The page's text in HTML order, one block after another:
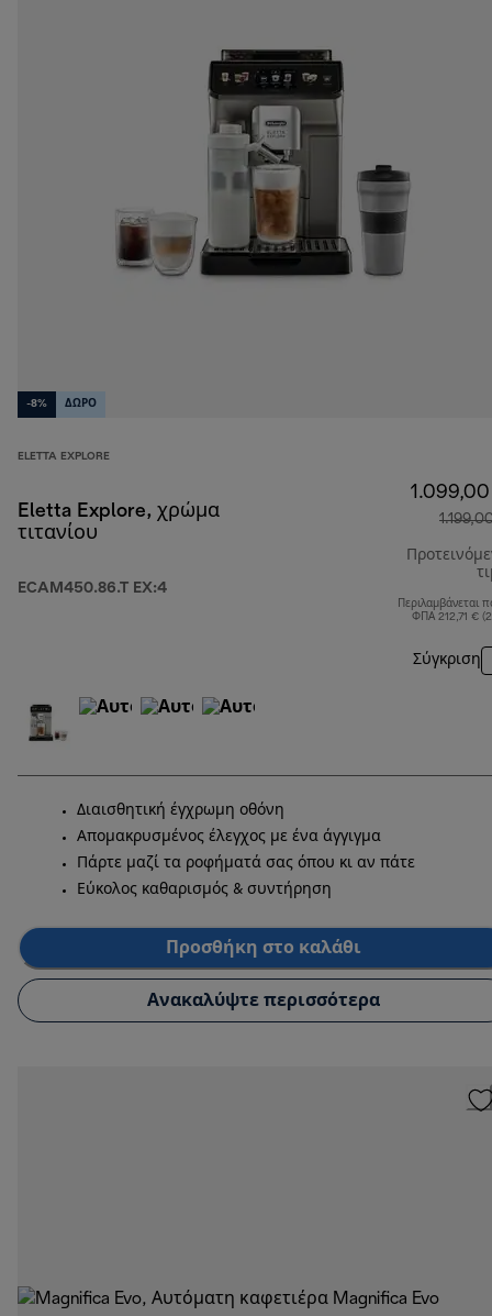
-8% ΔΩΡΟ
ELETTA EXPLORE
Eletta Explore, χρώμα
τιτανίου
ECAM450.86.T EX:4
Περιλαμβάνεται
ΦΠΑ 212,71 €
Σύγκριση
Διαισθητική έγχρωμη οθόνη
Απομακρυσμένος έλεγχος με ένα άγγιγμα
Πάρτε μαζί τα ροφήματά σας όπου κι αν πάτε
Εύκολος καθαρισμός & συντήρηση
Προσθήκη στο καλάθι
Ανακαλύψτε περισσότερα